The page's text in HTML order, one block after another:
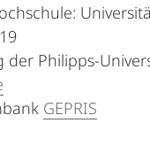
der Philipps-
GEPRIS